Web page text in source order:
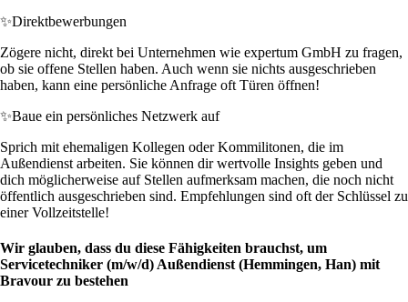
✨Direktbewerbungen
Zögere nicht, direkt bei Unternehmen wie expertum GmbH zu fragen,
ob sie offene Stellen haben. Auch wenn sie nichts ausgeschrieben
haben, kann eine persönliche Anfrage oft Türen öffnen!
✨Baue ein persönliches Netzwerk auf
Sprich mit ehemaligen Kollegen oder Kommilitonen, die im
Außendienst arbeiten. Sie können dir wertvolle Insights geben und
dich möglicherweise auf Stellen aufmerksam machen, die noch nicht
öffentlich ausgeschrieben sind. Empfehlungen sind oft der Schlüssel zu
einer Vollzeitstelle!
Wir glauben, dass du diese Fähigkeiten brauchst, um
Servicetechniker (m/w/d) Außendienst (Hemmingen, Han) mit
Bravour zu bestehen